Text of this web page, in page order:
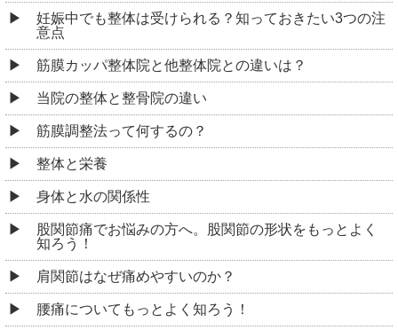
妊娠中でも整体は受けられる？知っておきたい3つの注
意点
筋膜カッパ整体院と他整体院との違いは？
当院の整体と整骨院の違い
筋膜調整法って何するの？
整体と栄養
身体と水の関係性
股関節痛でお悩みの方へ。股関節の形状をもっとよく
知ろう！
肩関節はなぜ痛めやすいのか？
腰痛についてもっとよく知ろう！